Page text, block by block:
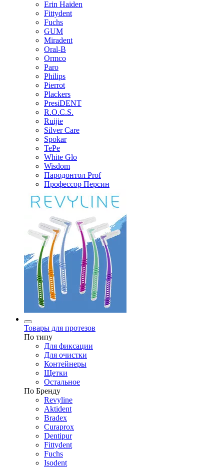
Erin Haiden
Fittydent
Fuchs
GUM
Miradent
Oral-B
Ormco
Paro
Philips
Pierrot
Plackers
PresiDENT
R.O.C.S.
Ruijie
Silver Care
Spokar
TePe
White Glo
Wisdom
Пародонтол Prof
Профессор Персин
Товары для протезов
По типу
Для фиксации
Для очистки
Контейнеры
Щетки
Остальное
По Бренду
Revyline
Aktident
Bradex
Curaprox
Dentipur
Fittydent
Fuchs
Isodent